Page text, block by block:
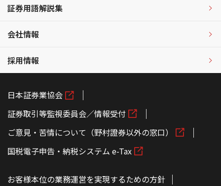
証券用語解説集
会社情報
採用情報
日本証券業協会
証券取引等監視委員会／情報受付
ご意見・苦情について（野村證券以外の窓口）
国税電子申告・納税システム e-Tax
お客様本位の業務運営を実現するための方針